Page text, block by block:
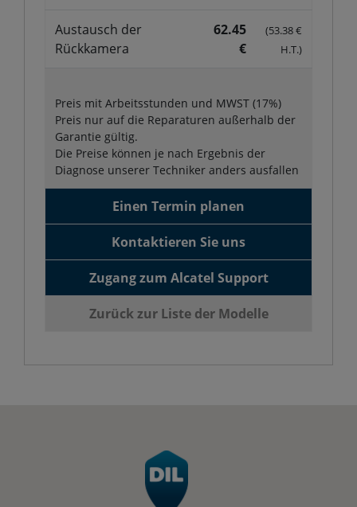
Austausch der
Rückkamera
62.45
€
(53.38 €
H.T.)
Preis mit Arbeitsstunden und MWST (17%)
Preis nur auf die Reparaturen außerhalb der
Garantie gültig.
Die Preise können je nach Ergebnis der
Diagnose unserer Techniker anders ausfallen
Einen Termin planen
Kontaktieren Sie uns
Zugang zum Alcatel Support
Zurück zur Liste der Modelle